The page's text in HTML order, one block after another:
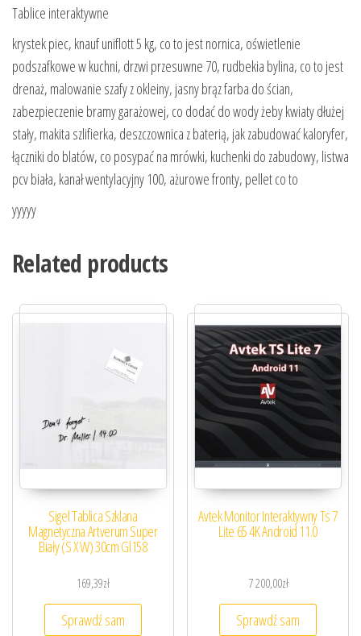
Tablice interaktywne
krystek piec, knauf uniflott 5 kg, co to jest nornica, oświetlenie
podszafkowe w kuchni, drzwi przesuwne 70, rudbekia bylina, co to jest
drenaż, malowanie szafy z okleiny, jasny brąz farba do ścian,
zabezpieczenie bramy garażowej, co dodać do wody żeby kwiaty dłużej
stały, makita szlifierka, deszczownica z baterią, jak zabudować kaloryfer,
łączniki do blatów, co posypać na mrówki, kuchenki do zabudowy, listwa
pcv biała, kanał wentylacyjny 100, ażurowe fronty, pellet co to
yyyyy
Related products
Sigel Tablica Szklana
Magnetyczna Artverum Super
Biały (S X W) 30cm Gl158
169,39zł
Sprawdź sam
Avtek Monitor Interaktywny Ts 7
Lite 65 4K Android 11.0
7 200,00zł
Sprawdź sam